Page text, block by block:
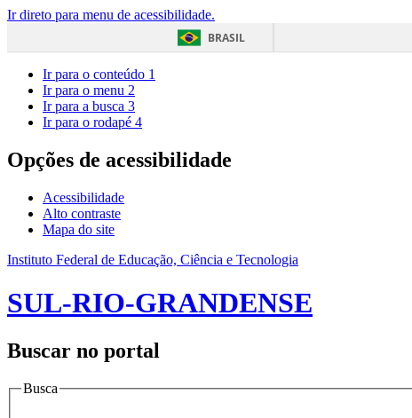
Ir direto para menu de acessibilidade.
BRASIL
Ir para o conteúdo 1
Ir para o menu 2
Ir para a busca 3
Ir para o rodapé 4
Opções de acessibilidade
Acessibilidade
Alto contraste
Mapa do site
Instituto Federal de Educação, Ciência e Tecnologia
SUL-RIO-GRANDENSE
Buscar no portal
Busca